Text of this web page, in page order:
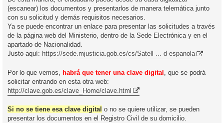
(escanear) los documentos y presentarlos de manera telemática junto
con su solicitud y demás requisitos necesarios.
Ya se puede encontrar un enlace para presentar las solicitudes a través
de la página web del Ministerio, dentro de la Sede Electrónica y en el
apartado de Nacionalidad.
Justo aquí: https://sede.mjusticia.gob.es/cs/Satell ... d-espanola
Por lo que vemos, habrá que tener una clave digital
, que se podrá
solicitar entrando en esta otra web:
http://clave.gob.es/clave_Home/clave.html
Si no se tiene esa clave digital o no se quiere utilizar, se pueden
presentar los documentos en el Registro Civil de su domicilio.